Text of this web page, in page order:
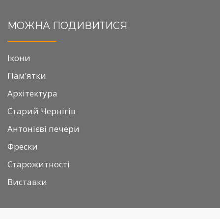
МОЖНА ПОДИВИТИСЯ
Ікони
Пам’ятки
Архітектура
Старий Чернігів
Антонієві печери
Фрески
Старожитності
Виставки